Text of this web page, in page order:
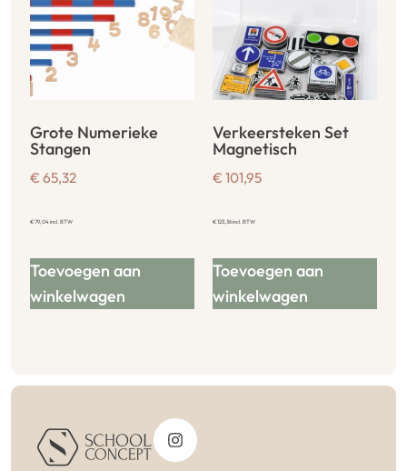
Grote Numerieke
Stangen
€ 65,32
€79,04incl. BTW
Toevoegen aan
winkelwagen
Verkeersteken Set
Magnetisch
€ 101,95
€123,36incl. BTW
Toevoegen aan
winkelwagen